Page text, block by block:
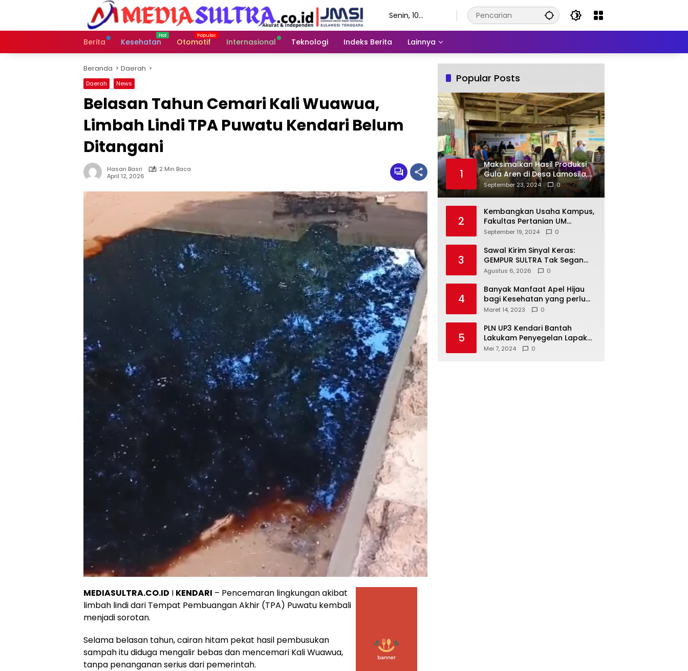
Senin, 10
Berita
Kesehatan Otomotif Internasional Teknologi Indeks Berita Lainnya
Beranda Daerah
Daerah News
Belasan Tahun Cemari Kali Wuawua,
Limbah Lindi TPA Puwatu Kendari Belum
Ditangani
Hasan Basri
2 Min Baca
April 12, 2026
MEDIASULTRA.CO.ID I KENDARI – Pencemaran lingkungan akibat
limbah lindi dari Tempat Pembuangan Akhir (TPA) Puwatu kembali
menjadi sorotan.
‎Selama belasan tahun, cairan hitam pekat hasil pembusukan
sampah itu diduga mengalir bebas dan mencemari Kali Wuawua,
tanpa penanganan serius dari pemerintah.
Popular Posts
1
Maksimalkan Hasil Produksi
Gula Aren di Desa Lamosila,
UM Kendari Berikan Bantuan
Alat Produksi Modern
September 23, 2024 0
2
Kembangkan Usaha Kampus,
Fakultas Pertanian UM
Kendari Optimalkan
Agribisnis
September 19, 2024 0
3
Sawal Kirim Sinyal Keras:
GEMPUR SULTRA Tak Segan
Duduki Lahan Sengketa di
Agustus 6, 2026 0
4
Banyak Manfaat Apel Hijau
bagi Kesehatan yang perlu
Anda ketahui
Maret 14, 2023 0
5
PLN UP3 Kendari Bantah
Lakukam Penyegelan Lapak
Tugu Eks MTQ
Mei 7, 2024 0